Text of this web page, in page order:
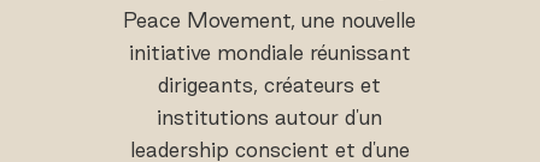
Peace Movement, une nouvelle
initiative mondiale réunissant
dirigeants, créateurs et
institutions autour d'un
leadership conscient et d'une